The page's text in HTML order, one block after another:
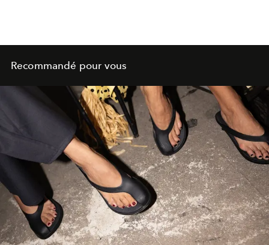
Recommandé pour vous